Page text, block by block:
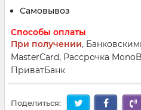
Самовывоз
Способы оплаты
При получении,
MasterCard, Рассрочка
ПриватБанк
Поделиться: